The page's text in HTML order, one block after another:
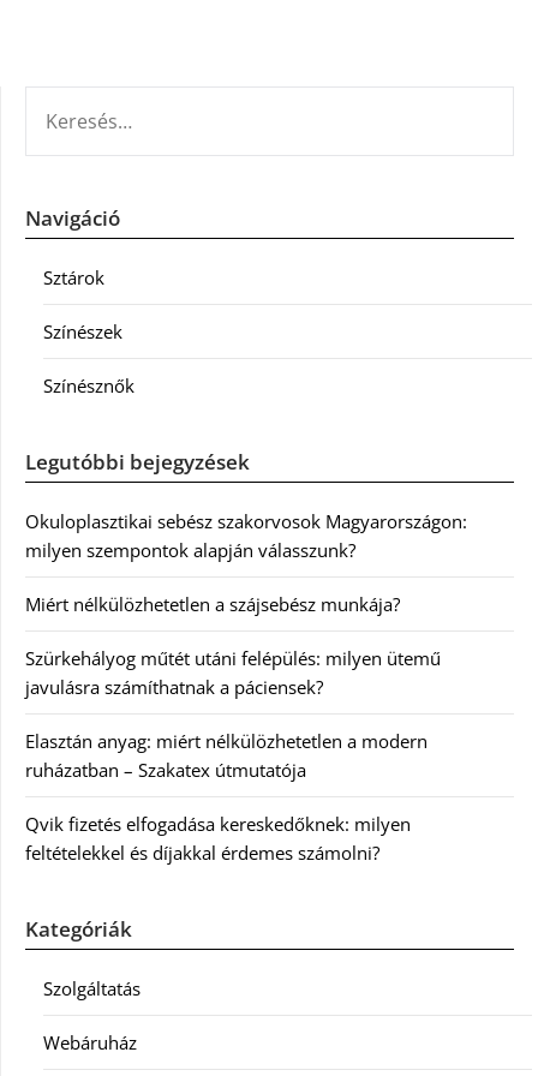
Navigáció
Sztárok
Színészek
Színésznők
Legutóbbi bejegyzések
Okuloplasztikai sebész szakorvosok Magyarországon:
milyen szempontok alapján válasszunk?
Miért nélkülözhetetlen a szájsebész munkája?
Szürkehályog műtét utáni felépülés: milyen ütemű
javulásra számíthatnak a páciensek?
Elasztán anyag: miért nélkülözhetetlen a modern
ruházatban – Szakatex útmutatója
Qvik fizetés elfogadása kereskedőknek: milyen
feltételekkel és díjakkal érdemes számolni?
Kategóriák
Szolgáltatás
Webáruház